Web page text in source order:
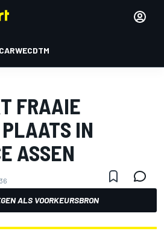
WECDTM
FRAAIE
IN
ASSEN
ALS VOORKEURSBRON